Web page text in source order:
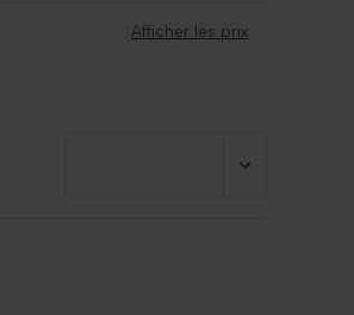
Afficher les prix